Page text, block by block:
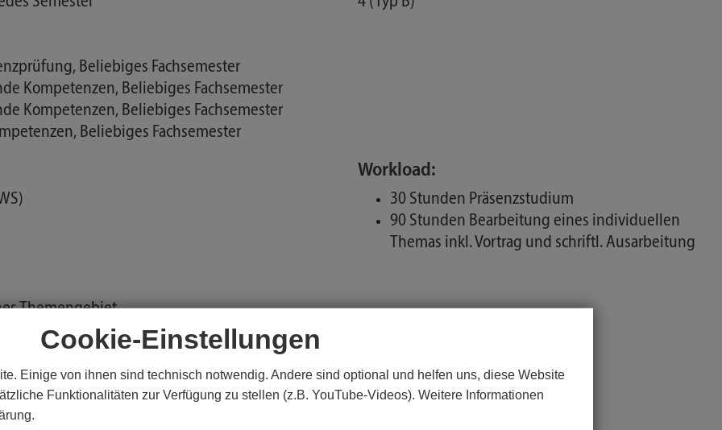
Cookie-Einstellungen
Einige von ihnen sind technisch notwendig. Andere sind optional und helfen uns, diese Website
Funktionalitäten zur Verfügung zu stellen (z.B. YouTube-Videos). Weitere Informationen
Beliebiges Fachsemester
Kompetenzen, Beliebiges Fachsemester
Kompetenzen, Beliebiges Fachsemester
Beliebiges Fachsemester
Workload:
30 Stunden Präsenzstudium
90 Stunden Bearbeitung eines individuellen
Themas inkl. Vortrag und schriftl. Ausarbeitung
Themengebiet
und ihrer Lösungsverfahren
Thema gründlich aufarbeiten.